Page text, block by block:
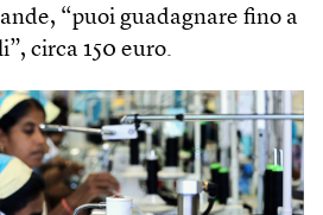
“puoi guadagnare fino a
circa 150 euro.